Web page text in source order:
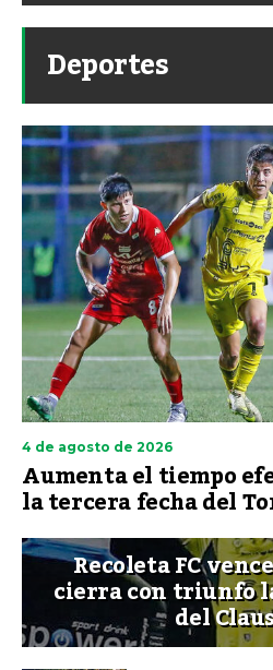
Deportes
4 de agosto de 2026
Aumenta el tiempo
la tercera fecha del
Recoleta FC
cierra con triunfo
del